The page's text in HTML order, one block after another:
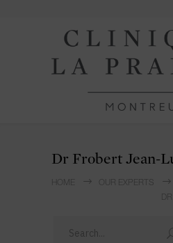
Dr Frobert Jean-
OUR EXPERTS